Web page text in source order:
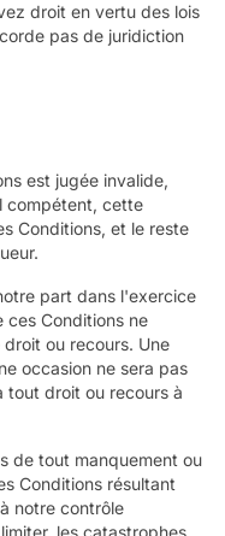
droit en vertu des lois
pas de juridiction
est jugée invalide,
compétent, cette
Conditions, et le reste
part dans l'exercice
Conditions ne
ou recours. Une
occasion ne sera pas
tout droit ou recours à
de tout manquement ou
Conditions résultant
notre contrôle
les catastrophes